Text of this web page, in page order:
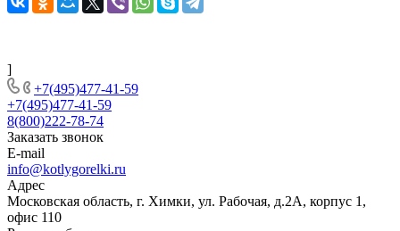
]
+7(495)477-41-59
+7(495)477-41-59
8(800)222-78-74
Заказать звонок
E-mail
info@kotlygorelki.ru
Адрес
Московская область, г. Химки, ул. Рабочая, д.2А, корпус 1,
офис 110